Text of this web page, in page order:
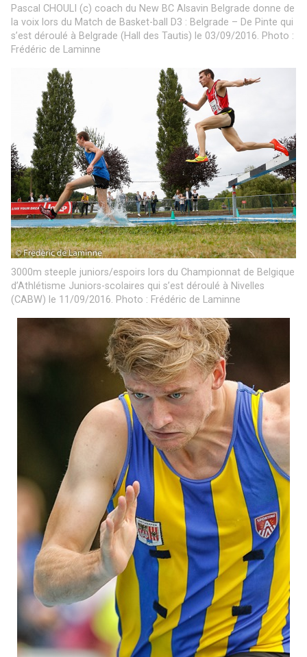
Pascal CHOULI (c) coach du New BC Alsavin Belgrade donne de
la voix lors du Match de Basket-ball D3 : Belgrade – De Pinte qui
s’est déroulé à Belgrade (Hall des Tautis) le 03/09/2016. Photo :
Frédéric de Laminne
3000m steeple juniors/espoirs lors du Championnat de Belgique
d’Athlétisme Juniors-scolaires qui s’est déroulé à Nivelles
(CABW) le 11/09/2016. Photo : Frédéric de Laminne